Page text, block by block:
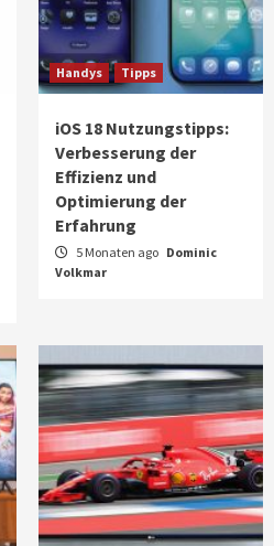
Handys Tipps
iOS 18 Nutzungstipps:
Verbesserung der
Effizienz und
Optimierung der
Erfahrung
5 Monaten ago Dominic
Volkmar